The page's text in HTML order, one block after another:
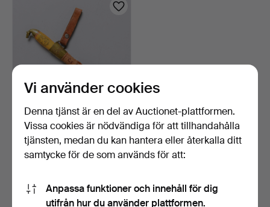
KUSTAA LAMMI. Finsk kniv,
Kauhava.
9 tim 45 min
Vi använder cookies
Denna tjänst är en del av Auctionet-plattformen.
Vissa cookies är nödvändiga för att tillhandahålla
tjänsten, medan du kan hantera eller återkalla ditt
samtycke för de som används för att:
Anpassa funktioner och innehåll för dig
utifrån hur du använder plattformen.